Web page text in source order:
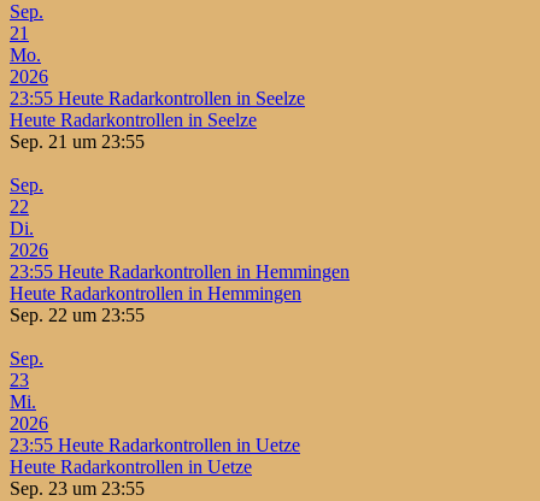
Sep.
21
Mo.
2026
23:55 Heute Radarkontrollen in Seelze
Heute Radarkontrollen in Seelze
Sep. 21 um 23:55
Sep.
22
Di.
2026
23:55 Heute Radarkontrollen in Hemmingen
Heute Radarkontrollen in Hemmingen
Sep. 22 um 23:55
Sep.
23
Mi.
2026
23:55 Heute Radarkontrollen in Uetze
Heute Radarkontrollen in Uetze
Sep. 23 um 23:55